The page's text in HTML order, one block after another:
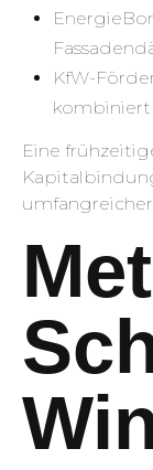
KfW-
kombiniert
Eine